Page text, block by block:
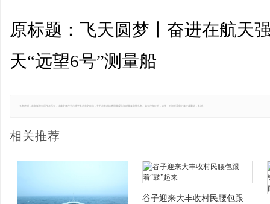
原标题：飞天圆梦丨奋进在航
天“远望6号”测量船
免责声明：本文版权归原作者所有，转载文章仅为传播更多信息之目的，并不代表本站赞同其观点和对其真实性负责。如有侵权行为，请第一时间联系我们修改或删除，多谢。
相关推荐
谷子迎来大丰收村民腰包跟